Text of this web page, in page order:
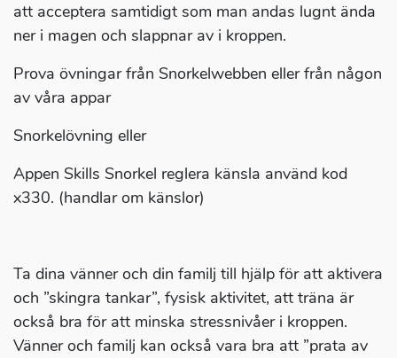
att acceptera samtidigt som man andas lugnt ända
ner i magen och slappnar av i kroppen.
Prova övningar från Snorkelwebben eller från någon
av våra appar
Snorkelövning eller
Appen Skills Snorkel reglera känsla använd kod
x330. (handlar om känslor)
Ta dina vänner och din familj till hjälp för att aktivera
och ”skingra tankar”, fysisk aktivitet, att träna är
också bra för att minska stressnivåer i kroppen.
Vänner och familj kan också vara bra att ”prata av